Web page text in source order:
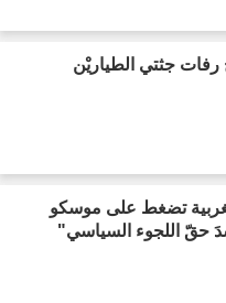
جثتي الطياريْن
تضغط على موسكو
حقّ اللجوء السياسي"